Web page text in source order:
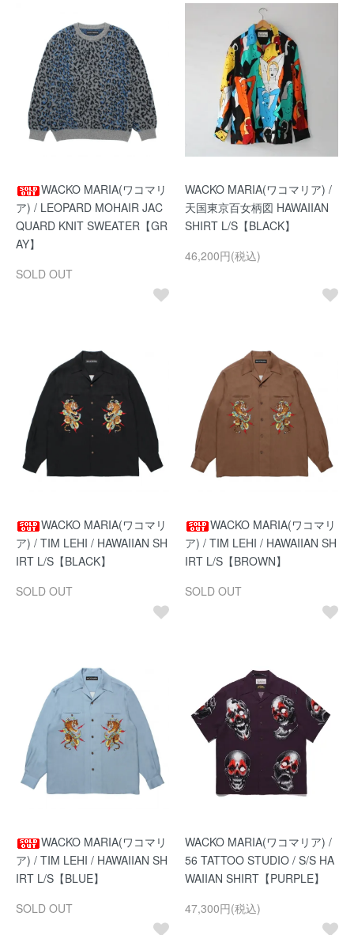
WACKO MARIA(ワコマリ
ア) / LEOPARD MOHAIR JAC
QUARD KNIT SWEATER【GR
AY】
SOLD OUT
WACKO MARIA(ワコマリア) /
天国東京百女柄図 HAWAIIAN
SHIRT L/S【BLACK】
46,200円(税込)
WACKO MARIA(ワコマリ
ア) / TIM LEHI / HAWAIIAN SH
IRT L/S【BLACK】
SOLD OUT
WACKO MARIA(ワコマリ
ア) / TIM LEHI / HAWAIIAN SH
IRT L/S【BROWN】
SOLD OUT
WACKO MARIA(ワコマリ
ア) / TIM LEHI / HAWAIIAN SH
IRT L/S【BLUE】
SOLD OUT
WACKO MARIA(ワコマリア) /
56 TATTOO STUDIO / S/S HA
WAIIAN SHIRT【PURPLE】
47,300円(税込)